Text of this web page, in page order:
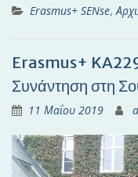
Erasmus+ SENse,
Erasmus+
Συνάντηση στη
11 Μαΐου 2019